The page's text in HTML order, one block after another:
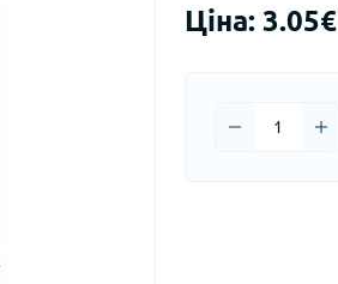
Ціна: 3.05€